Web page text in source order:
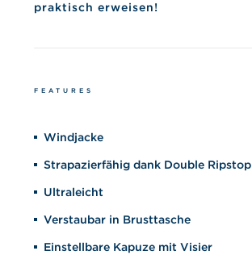
praktisch erweisen!
FEATURES
Windjacke
Strapazierfähig dank Double Ripstop
Ultraleicht
Verstaubar in Brusttasche
Einstellbare Kapuze mit Visier